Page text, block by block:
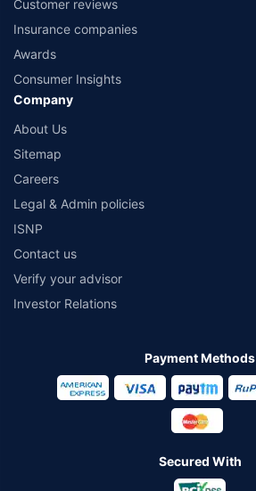
Customer reviews
Insurance companies
Awards
Consumer Insights
Company
About Us
Sitemap
Careers
Legal & Admin policies
ISNP
Contact us
Verify your advisor
Investor Relations
Payment Methods
Secured With